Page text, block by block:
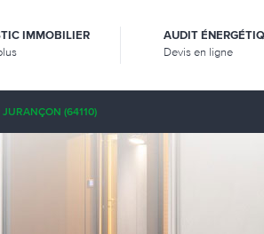
IMMOBILIER AUDIT
Devis en ligne
JURANÇON (64110)